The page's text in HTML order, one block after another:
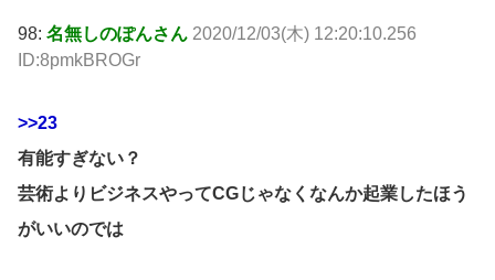
98: 名無しのぽんさん 2020/12/03(木) 12:20:10.256
ID:8pmkBROGr
>>23
有能すぎない？
芸術よりビジネスやってCGじゃなくなんか起業したほう
がいいのでは